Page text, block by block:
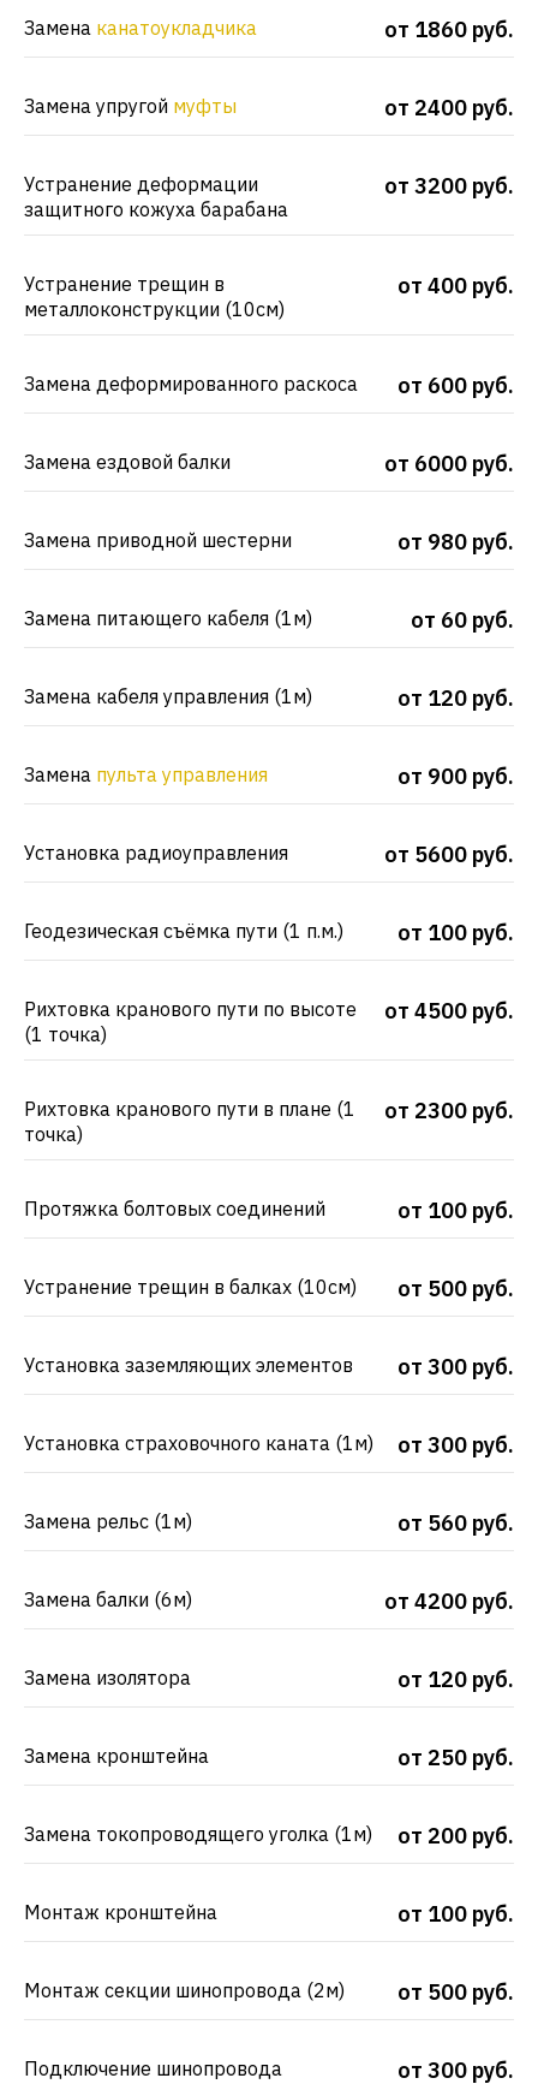
Замена канатоукладчика от 1860 руб.
Замена упругой муфты от 2400 руб.
Устранение деформации
защитного кожуха барабана
от 3200 руб.
Устранение трещин в
металлоконструкции (10см)
от 400 руб.
Замена деформированного раскоса от 600 руб.
Замена ездовой балки от 6000 руб.
Замена приводной шестерни от 980 руб.
Замена питающего кабеля (1м) от 60 руб.
Замена кабеля управления (1м) от 120 руб.
Замена пульта управления от 900 руб.
Установка радиоуправления от 5600 руб.
Геодезическая съёмка пути (1 п.м.) от 100 руб.
Рихтовка кранового пути по высоте
(1 точка)
от 4500 руб.
Рихтовка кранового пути в плане (1
точка)
от 2300 руб.
Протяжка болтовых соединений от 100 руб.
Устранение трещин в балках (10см) от 500 руб.
Установка заземляющих элементов от 300 руб.
Установка страховочного каната (1м) от 300 руб.
Замена рельс (1м) от 560 руб.
Замена балки (6м) от 4200 руб.
Замена изолятора от 120 руб.
Замена кронштейна от 250 руб.
Замена токопроводящего уголка (1м) от 200 руб.
Монтаж кронштейна от 100 руб.
Монтаж секции шинопровода (2м) от 500 руб.
Подключение шинопровода от 300 руб.